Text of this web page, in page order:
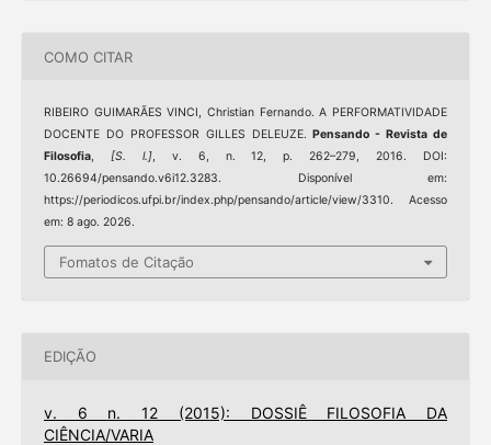
COMO CITAR
RIBEIRO GUIMARÃES VINCI, Christian Fernando. A PERFORMATIVIDADE
DOCENTE DO PROFESSOR GILLES DELEUZE.Pensando - Revista de
Filosofia, [S. l.], v. 6, n. 12, p. 262–279, 2016. DOI:
10.26694/pensando.v6i12.3283. Disponível em:
https://periodicos.ufpi.br/index.php/pensando/article/view/3310. Acesso
em: 8 ago. 2026.
Fomatos de Citação
EDIÇÃO
v. 6 n. 12 (2015): DOSSIÊ FILOSOFIA DA
CIÊNCIA/VARIA